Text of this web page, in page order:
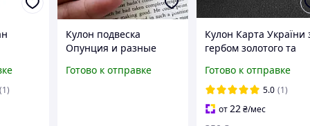
(1)
Кулон подвеска
Опунция и разные
Готово к отправке
Кулон Карта України
гербом золотого та
Металевий.
Патріотичний кулон
для українців
Готово к отправке
5.0 (1)
от22₴/мес